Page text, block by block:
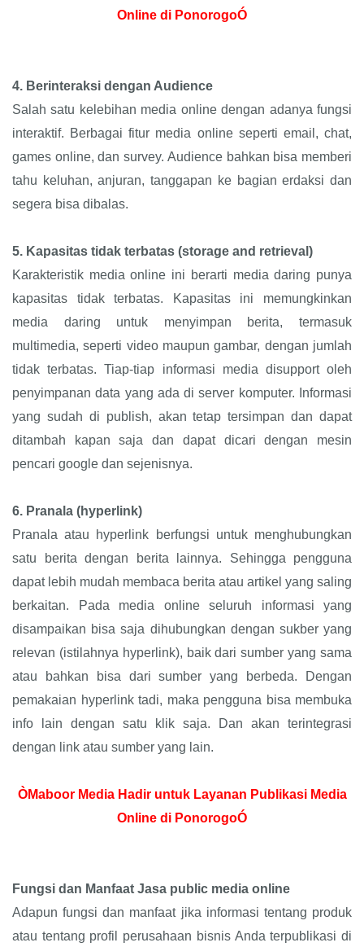
Online di PonorogoÓ
4. Berinteraksi dengan Audience
Salah satu kelebihan media online dengan adanya fungsi
interaktif. Berbagai fitur media online seperti email, chat,
games online, dan survey. Audience bahkan bisa memberi
tahu keluhan, anjuran, tanggapan ke bagian erdaksi dan
segera bisa dibalas.
5. Kapasitas tidak terbatas (storage and retrieval)
Karakteristik media online ini berarti media daring punya
kapasitas tidak terbatas. Kapasitas ini memungkinkan
media daring untuk menyimpan berita, termasuk
multimedia, seperti video maupun gambar, dengan jumlah
tidak terbatas. Tiap-tiap informasi media disupport oleh
penyimpanan data yang ada di server komputer. Informasi
yang sudah di publish, akan tetap tersimpan dan dapat
ditambah kapan saja dan dapat dicari dengan mesin
pencari google dan sejenisnya.
6. Pranala (hyperlink)
Pranala atau hyperlink berfungsi untuk menghubungkan
satu berita dengan berita lainnya. Sehingga pengguna
dapat lebih mudah membaca berita atau artikel yang saling
berkaitan. Pada media online seluruh informasi yang
disampaikan bisa saja dihubungkan dengan sukber yang
relevan (istilahnya hyperlink), baik dari sumber yang sama
atau bahkan bisa dari sumber yang berbeda. Dengan
pemakaian hyperlink tadi, maka pengguna bisa membuka
info lain dengan satu klik saja. Dan akan terintegrasi
dengan link atau sumber yang lain.
ÒMaboor Media Hadir untuk Layanan Publikasi Media
Online di PonorogoÓ
Fungsi dan Manfaat Jasa public media online
Adapun fungsi dan manfaat jika informasi tentang produk
atau tentang profil perusahaan bisnis Anda terpublikasi di